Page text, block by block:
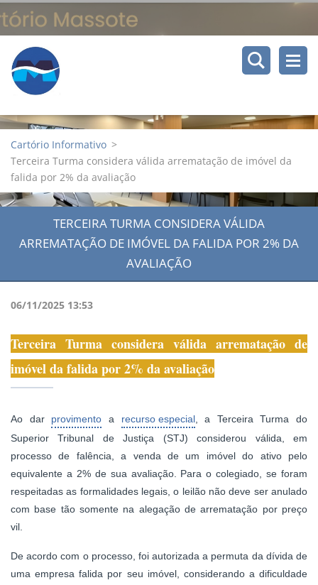
Cartório Informativo >
Terceira Turma considera válida arrematação de imóvel da
falida por 2% da avaliação
TERCEIRA TURMA CONSIDERA VÁLIDA
ARREMATAÇÃO DE IMÓVEL DA FALIDA POR 2% DA
AVALIAÇÃO
06/11/2025 13:53
Terceira Turma considera válida arrematação de
imóvel da falida por 2% da avaliação
Ao dar provimento a recurso especial, a Terceira Turma do
Superior Tribunal de Justiça (STJ) considerou válida, em
processo de falência, a venda de um imóvel do ativo pelo
equivalente a 2% de sua avaliação. Para o colegiado, se foram
respeitadas as formalidades legais, o leilão não deve ser anulado
com base tão somente na alegação de arrematação por preço
vil.
De acordo com o processo, foi autorizada a permuta da dívida de
uma empresa falida por seu imóvel, considerando a dificuldade